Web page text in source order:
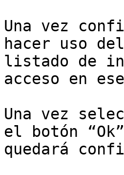
Una vez
hacer uso
listado de
acceso en
Una vez
el botón
quedará